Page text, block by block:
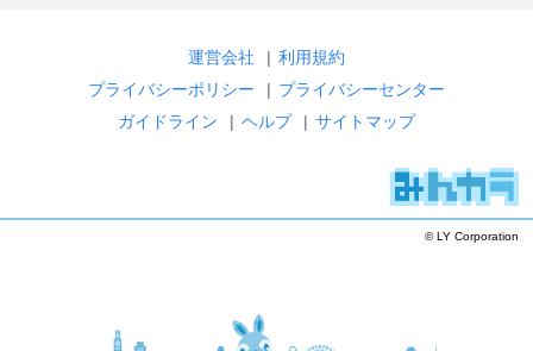
運営会社 | 利用規約
プライバシーポリシー
| プライバシーセンター
ガイドライン
| ヘルプ | サイトマップ
© LY Corporation